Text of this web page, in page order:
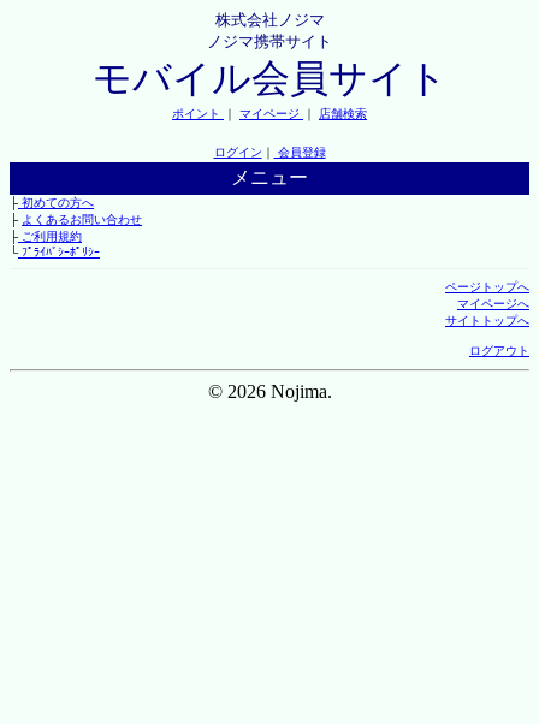
株式会社ノジマ
ノジマ携帯サイト
モバイル会員サイト
ポイント ｜ マイページ ｜ 店舗検索
ログイン ｜ 会員登録
メニュー
├初めての方へ
├ よくあるお問い合わせ
├ご利用規約
└ﾌﾟﾗｲﾊﾞｼｰﾎﾟﾘｼｰ
ページトップへ
マイページへ
サイトトップへ
ログアウト
© 2026 Nojima.